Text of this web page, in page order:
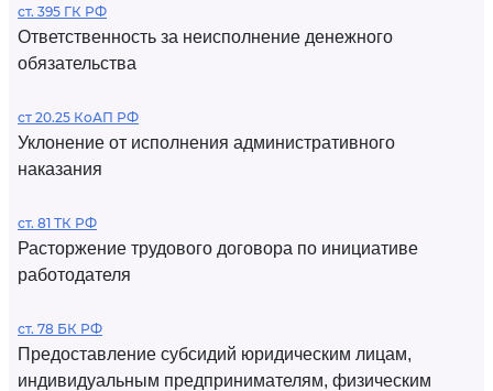
ст. 395 ГК РФ
Ответственность за неисполнение денежного
обязательства
ст 20.25 КоАП РФ
Уклонение от исполнения административного
наказания
ст. 81 ТК РФ
Расторжение трудового договора по инициативе
работодателя
ст. 78 БК РФ
Предоставление субсидий юридическим лицам,
индивидуальным предпринимателям, физическим